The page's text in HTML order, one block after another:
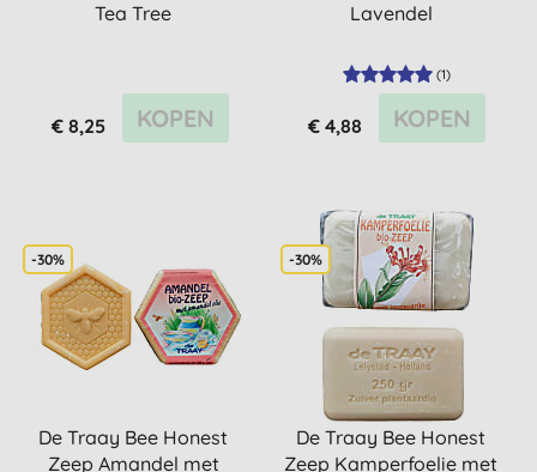
Tea Tree
€ 8,25 KOPEN
Lavendel
(1)
€ 4,88 KOPEN
-30%
De Traay Bee Honest
Zeep Amandel met
-30%
De Traay Bee Honest
Zeep Kamperfoelie met